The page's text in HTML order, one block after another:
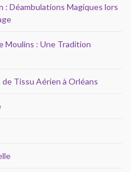
: Déambulations Magiques lors
Moulins : Une Tradition
Tissu Aérien à Orléans